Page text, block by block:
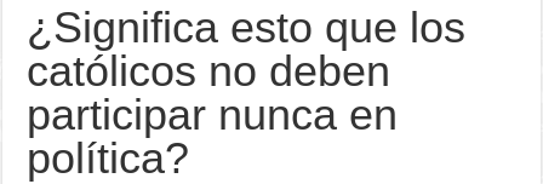
¿Significa esto que los
católicos no deben
participar nunca en
política?